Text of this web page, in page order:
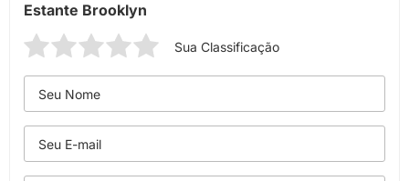
Estante Brooklyn
Sua Classificação